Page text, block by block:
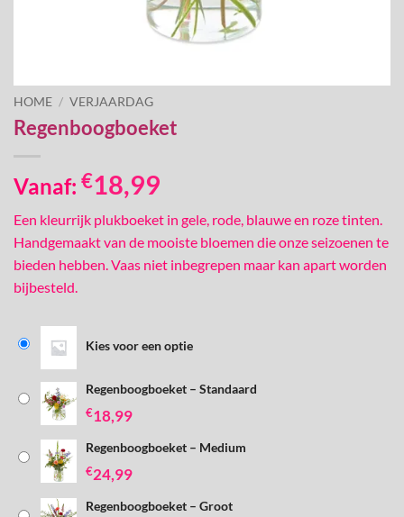
HOME / VERJAARDAG
Regenboogboeket
Vanaf: €18,99
Een kleurrijk plukboeket in gele, rode, blauwe en roze tinten.
Handgemaakt van de mooiste bloemen die onze seizoenen te
bieden hebben. Vaas niet inbegrepen maar kan apart worden
bijbesteld.
Kies voor een optie
Regenboogboeket – Standaard
€18,99
Regenboogboeket – Medium
€24,99
Regenboogboeket – Groot